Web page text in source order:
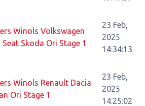
Winols Volkswagen
Skoda Ori Stage 1
23 Feb,
2025
14:34:13
Winols Renault Dacia
Ori Stage 1
23 Feb,
2025
14:25:02